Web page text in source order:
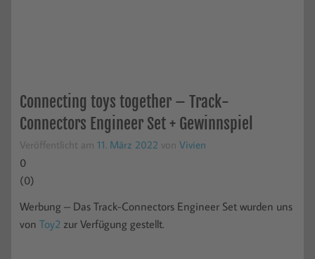
Connecting toys together – Track-
Connectors Engineer Set + Gewinnspiel
Veröffentlicht am 11. März 2022 von Vivien
0
(0)
Werbung – Das Track-Connectors Engineer Set wurden uns
von Toy2 zur Verfügung gestellt.